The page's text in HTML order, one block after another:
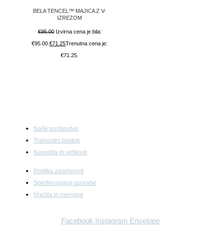
BELA TENCEL™ MAJICA Z V-
IZREZOM
€95.00 Izvirna cena je bila:
€95.00.€71.25Trenutna cena je:
€71.25.
Naše poslanstvo
Trajnostni pristop
Navodila in velikosti
Politika zasebnosti
Splošni pogoji uporabe
Vračila in menjave
Facebook Instagram Envelope